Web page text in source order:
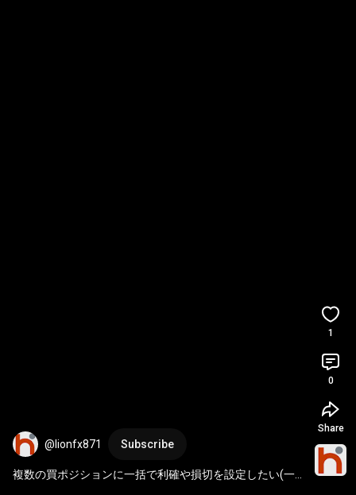
@lionfx871 Subscribe
複数の買ポジションに一括で利確や損切を設定したい(一
1
0
Share